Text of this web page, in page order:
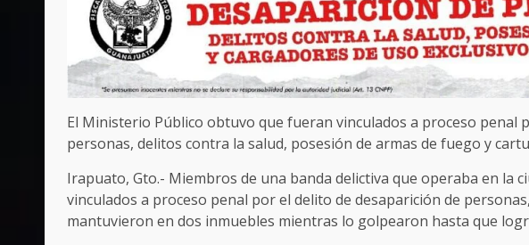
El Ministerio Público obtuvo que fueran vinculados a proceso penal
personas, delitos contra la salud, posesión de armas de fuego y
Irapuato, Gto.- Miembros de una banda delictiva que operaba en la
vinculados a proceso penal por el delito de desaparición de
mantuvieron en dos inmuebles mientras lo golpearon hasta que